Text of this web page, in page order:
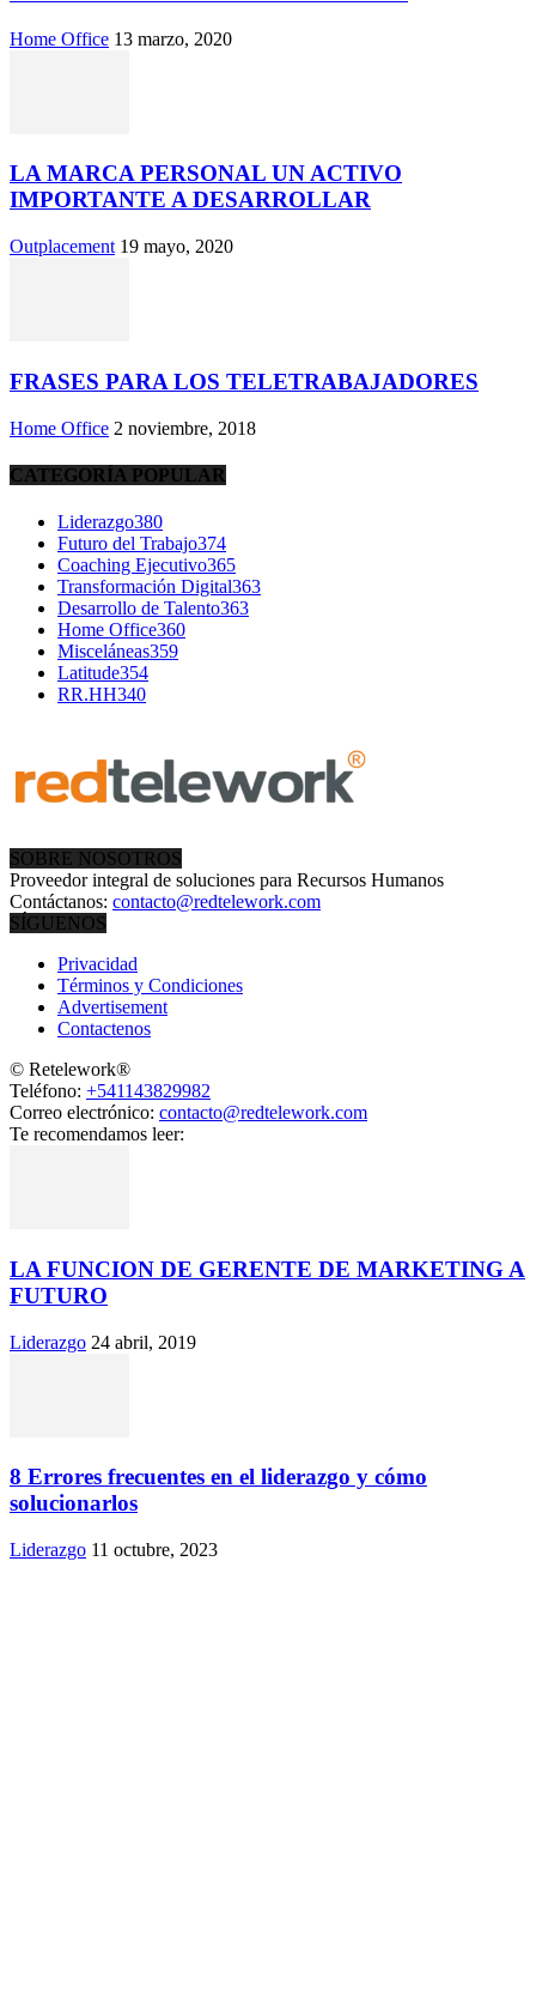
Home Office 13 marzo, 2020
LA MARCA PERSONAL UN ACTIVO
IMPORTANTE A DESARROLLAR
Outplacement 19 mayo, 2020
FRASES PARA LOS TELETRABAJADORES
Home Office 2 noviembre, 2018
CATEGORÍA POPULAR
Liderazgo380
Futuro del Trabajo374
Coaching Ejecutivo365
Transformación Digital363
Desarrollo de Talento363
Home Office360
Misceláneas359
Latitude354
RR.HH340
SOBRE NOSOTROS
Proveedor integral de soluciones para Recursos Humanos
Contáctanos: contacto@redtelework.com
SÍGUENOS
Privacidad
Términos y Condiciones
Advertisement
Contactenos
© Retelework®
Teléfono: +541143829982
Correo electrónico: contacto@redtelework.com
Te recomendamos leer:
LA FUNCION DE GERENTE DE MARKETING A
FUTURO
Liderazgo 24 abril, 2019
8 Errores frecuentes en el liderazgo y cómo
solucionarlos
Liderazgo 11 octubre, 2023